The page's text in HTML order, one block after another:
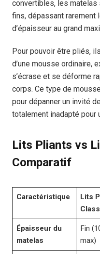
convertibles, les
fins, dépassant rarement
d’épaisseur au grand
Pour pouvoir être pliés,
d’une mousse ordinaire,
s’écrase et se déforme
corps. Ce type de
pour dépanner un invité
totalement inadapté pour
Lits Pliants vs
Comparatif
Caractéristique
Lits
Épaisseur du
matelas
Fin
max)